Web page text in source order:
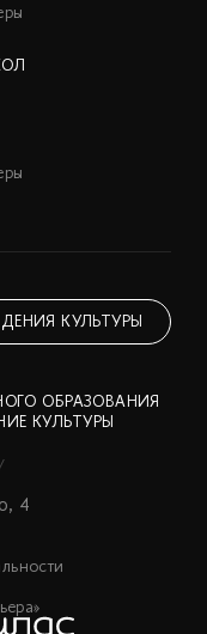
КУЛЬТУРЫ
ОБРАЗОВАНИЯ
КУЛЬТУРЫ
4